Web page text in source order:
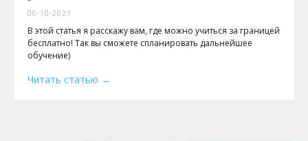
06-10-2021
В этой статья я расскажу вам, где можно учиться за границей
бесплатно! Так вы сможете спланировать дальнейшее
обучение)
Читать статью